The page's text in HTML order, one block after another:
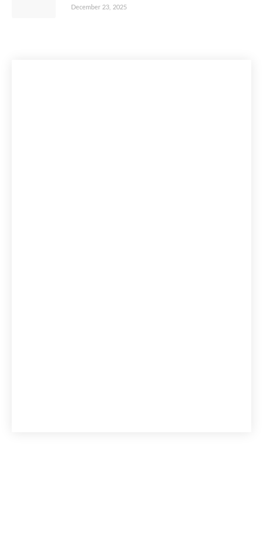
December 23, 2025